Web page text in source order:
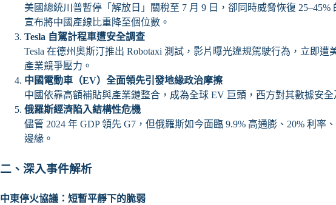
美國總統川普暫停「解放日」關稅至 7 月 9 日，卻同時威脅恢復
宣布將中國產線比重降至個位數。
Tesla 自駕計程車遭安全調查
Tesla 在德州奧斯汀推出 Robotaxi 測試，影片曝光違規駕駛行為，立即
產業競爭壓力。
中國電動車（EV）全面領先引發地緣政治摩擦
中國依靠高額補貼與產業鏈整合，成為全球 EV 巨頭，西方對其數據安全
俄羅斯經濟陷入結構性危機
儘管 2024 年 GDP 領先 G7，但俄羅斯如今面臨 9.9% 高通膨、20% 利率
邊緣。
二、深入事件解析
中東停火協議：短暫平靜下的脆弱